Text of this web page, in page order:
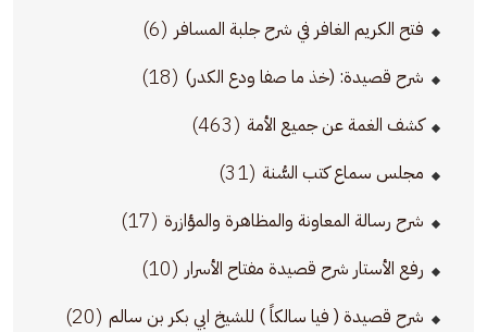
فتح الكريم الغافر في شرح جلبة المسافر (6)
شرح قصيدة: (خذ ما صفا ودع الكدر) (18)
كشف الغمة عن جميع الأمة (463)
مجلس سماع كتب السُّنة (31)
شرح رسالة المعاونة والمظاهرة والمؤازرة (17)
رفع الأستار شرح قصيدة مفتاح الأسرار (10)
شرح قصيدة ( فيا سالكاً ) للشيخ ابي بكر بن سالم (20)